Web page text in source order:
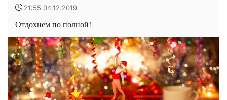
21:55 04.12.2019
Отдохнем по полной!